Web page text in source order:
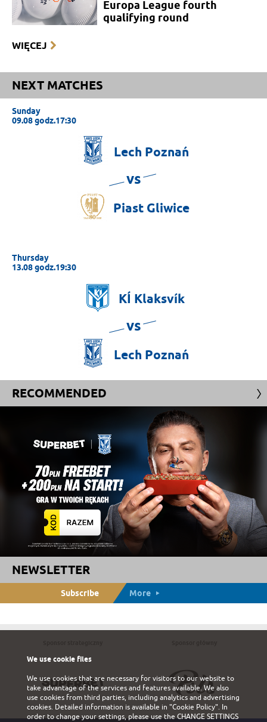
Europa League fourth
qualifying round
WIĘCEJ
NEXT MATCHES
Sunday
09.08 godz.17:30
Lech Poznań
vs
Piast Gliwice
Thursday
13.08 godz.19:30
KÍ Klaksvík
vs
Lech Poznań
RECOMMENDED
NEWSLETTER
Subscribe More
We use cookie files
We use cookies that are necessary for visitors to our website to
take advantage of the services and features available. We also
use cookies from third parties, including analytics and advertising
cookies. Detailed information is available in "Cookie Policy". In
order to change your settings, please use theCHANGE SETTINGS